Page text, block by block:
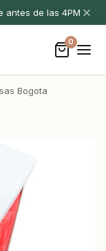
antes de las 4PM
0
Bogota